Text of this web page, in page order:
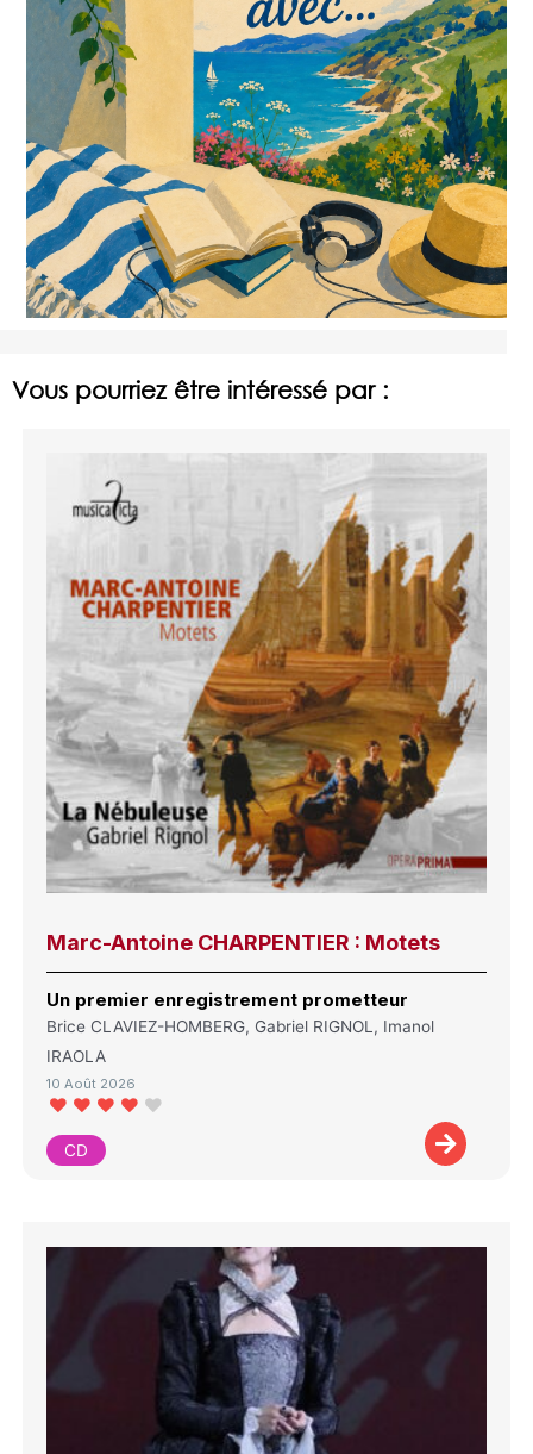
Vous pourriez être intéressé par :
Marc-Antoine CHARPENTIER : Motets
Un premier enregistrement prometteur
Brice CLAVIEZ-HOMBERG, Gabriel RIGNOL, Imanol
IRAOLA
10 Août 2026
CD